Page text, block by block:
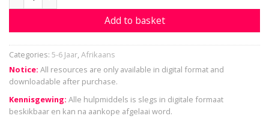
Add to basket
Categories: 5-6 Jaar,Afrikaans
Notice: All resources are only available in digital format and
downloadable after purchase.
Kennisgewing: Alle hulpmiddels is slegs in digitale formaat
beskikbaar en kan na aankope afgelaai word.